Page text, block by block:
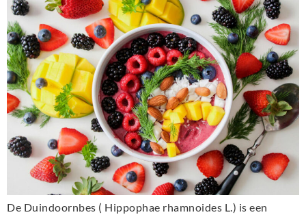
De Duindoornbes ( Hippophae rhamnoides L.) is een